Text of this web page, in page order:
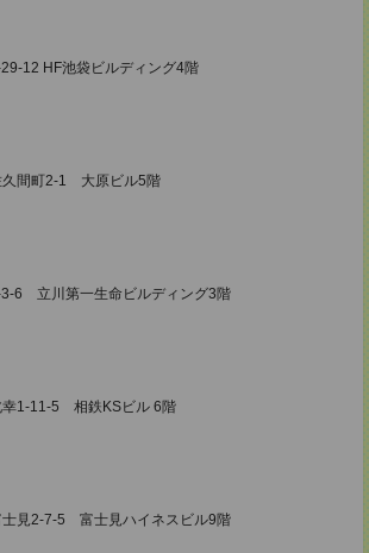
12 HF池袋ビルディング4階
久間町2-1 大原ビル5階
6 立川第一生命ビルディング3階
幸1-11-5 相鉄KSビル 6階
士見2-7-5 富士見ハイネスビル9階